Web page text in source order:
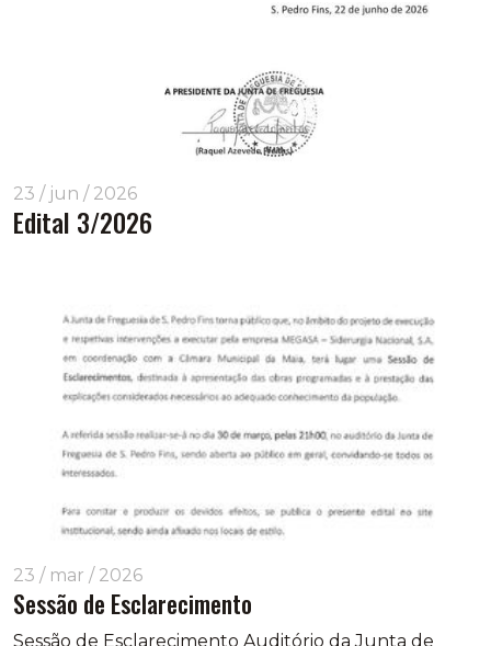
23 / jun / 2026
Edital 3/2026
23 / mar / 2026
Sessão de Esclarecimento
Sessão de Esclarecimento Auditório da Junta de